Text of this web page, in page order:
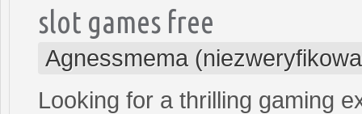
slot games free
Agnessmema
Looking for a thrilling gaming